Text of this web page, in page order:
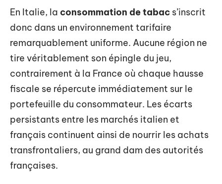
En Italie, la consommation de tabac s’inscrit
donc dans un environnement tarifaire
remarquablement uniforme. Aucune région ne
tire véritablement son épingle du jeu,
contrairement à la France où chaque hausse
fiscale se répercute immédiatement sur le
portefeuille du consommateur. Les écarts
persistants entre les marchés italien et
français continuent ainsi de nourrir les achats
transfrontaliers, au grand dam des autorités
françaises.